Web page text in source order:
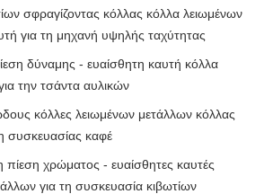
σφραγίζοντας κόλλας κόλλα λειωμένων
για τη μηχανή υψηλής ταχύτητας
δύναμης - ευαίσθητη καυτή κόλλα
την τσάντα αυλικών
κόλλες λειωμένων μετάλλων κόλλας
συσκευασίας καφέ
πίεση χρώματος - ευαίσθητες καυτές
για τη συσκευασία κιβωτίων